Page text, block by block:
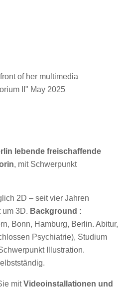
of her multimedia
II" May 2025
lebende freischaffende
, mit Schwerpunkt
2D – seit vier Jahren
um 3D. Background :
Bonn, Hamburg, Berlin. Abitur,
Psychiatrie), Studium
Illustration.
mitVideoinstallationen und